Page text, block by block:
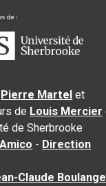
Pierre Martel et
de Louis Mercier
de Sherbrooke
- Direction
Claude